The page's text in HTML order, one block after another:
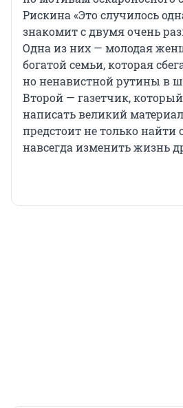
Рискина «Это случилось
знакомит с двумя очень
Одна из них — молодая
богатой семьи, которая
но ненавистной рутины в
Второй — газетчик,
написать великий
предстоит не только
навсегда изменить жизнь